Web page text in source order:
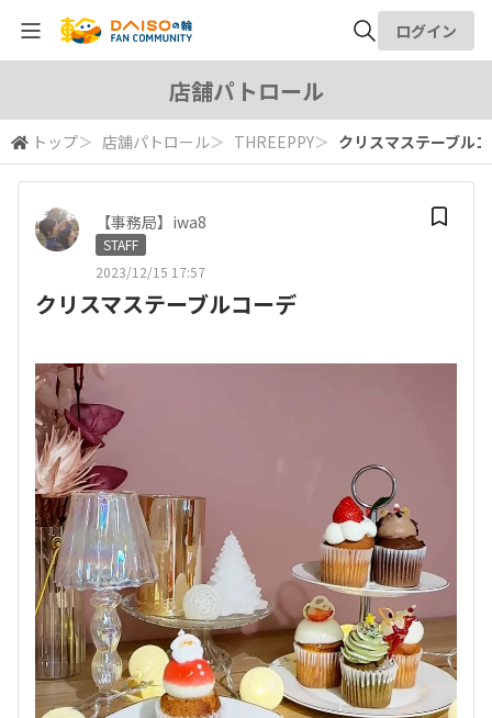
検索
ログイン
店舗パトロール
トップ＞ 店舗パトロール＞ THREEPPY＞ クリスマステーブル
【事務局】iwa8
STAFF
2023/12/15 17:57
クリスマステーブルコーデ